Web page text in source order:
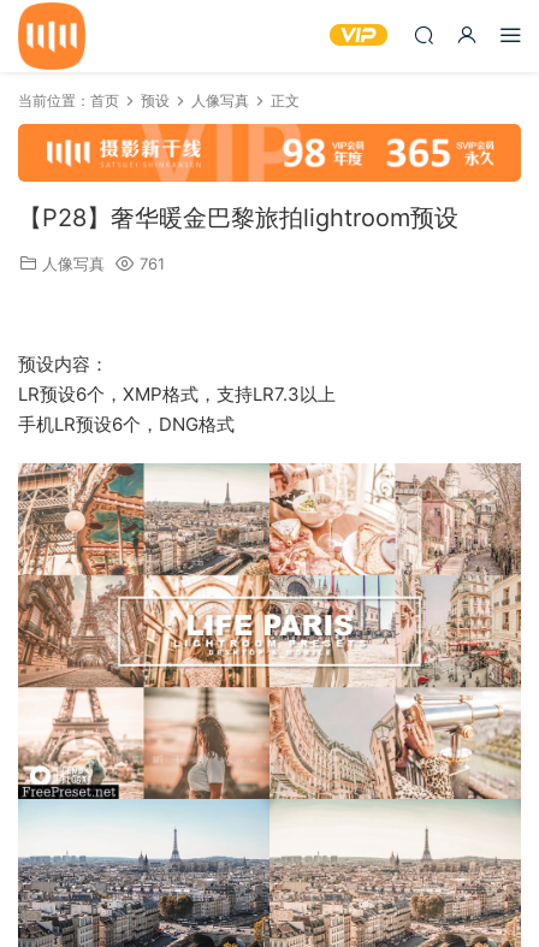
当前位置： 首页 预设 人像写真 正文
【P28】奢华暖金巴黎旅拍lightroom预设
人像写真 761
预设内容：
LR预设6个，XMP格式，支持LR7.3以上
手机LR预设6个，DNG格式